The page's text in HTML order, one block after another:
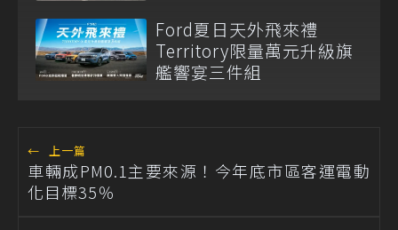
Ford夏日天外飛來禮
Territory限量萬元升級旗
艦響宴三件組
← 上一篇
車輛成PM0.1主要來源！今年底市區客運電動
化目標35％